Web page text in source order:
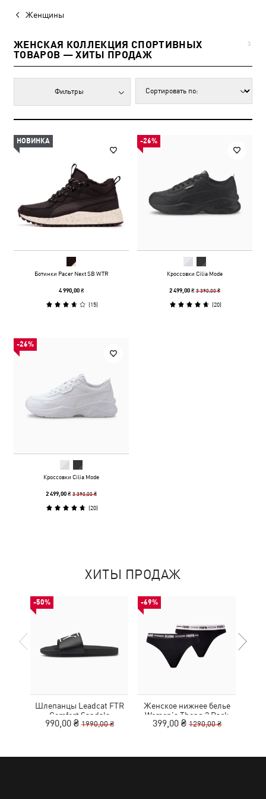
Женщины
ЖЕНСКАЯ КОЛЛЕКЦИЯ СПОРТИВНЫХ
ТОВАРОВ — ХИТЫ ПРОДАЖ
3
Фильтры
НОВИНКА
Ботинки Pacer Next SB WTR
4 990,00 ₴
(15)
-26%
Кроссовки Cilia Mode
2 499,00 ₴3 390,00 ₴
(20)
-26%
Кроссовки Cilia Mode
2 499,00 ₴3 390,00 ₴
(20)
ХИТЫ ПРОДАЖ
-50%
Шлепанцы Leadcat FTR
Comfort Sandals
990,00 ₴ 1990,00 ₴
-69%
Женское нижнее белье
Women's Thong 2 Pack
399,00 ₴ 1290,00 ₴